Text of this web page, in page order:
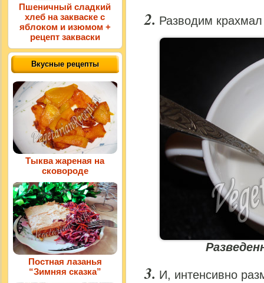
Разводим
И, интенсивно
Пшеничный сладкий
хлеб на закваске с
яблоком и изюмом +
рецепт закваски
Вкусные рецепты
Тыква жареная на
сковороде
Постная лазанья
“Зимняя сказка”